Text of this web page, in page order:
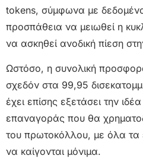
tokens, σύμφωνα με
προσπάθεια να μειωθεί η
να ασκηθεί ανοδική πίεση
Ωστόσο, η συνολική
σχεδόν στα 99,95
έχει επίσης εξετάσει την
επαναγοράς που θα
του πρωτοκόλλου, με όλα
να καίγονται μόνιμα.